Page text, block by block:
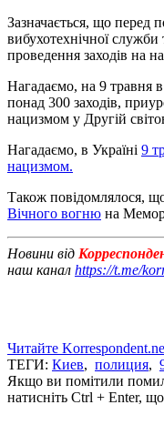
Зазначається, що перед
вибухотехнічної служби
проведення заходів на
Нагадаємо, на 9 травня
понад 300 заходів,
нацизмом у Другій
Нагадаємо, в Україні 9
нацизмом.
Також повідомлялося,
Вічного вогню на
Новини від
наш канал https://t.me/
Читайте
ТЕГИ: Киев, полиция,
Якщо ви помітили
натисніть Ctrl + Enter,